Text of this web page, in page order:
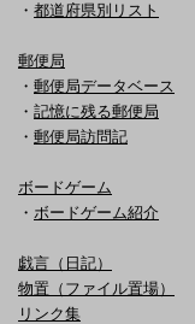
・ 都道府県別リスト
郵便局
・ 郵便局データベース
・ 記憶に残る郵便局
・ 郵便局訪問記
ボードゲーム
・ ボードゲーム紹介
戯言（日記）
物置（ファイル置場）
リンク集